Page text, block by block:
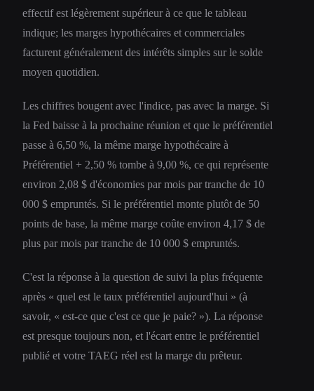
effectif est légèrement supérieur à ce que le tableau
indique; les marges hypothécaires et commerciales
facturent généralement des intérêts simples sur le solde
moyen quotidien.
Les chiffres bougent avec l'indice, pas avec la marge. Si
la Fed baisse à la prochaine réunion et que le préférentiel
passe à 6,50 %, la même marge hypothécaire à
Préférentiel + 2,50 % tombe à 9,00 %, ce qui représente
environ 2,08 $ d'économies par mois par tranche de 10
000 $ empruntés. Si le préférentiel monte plutôt de 50
points de base, la même marge coûte environ 4,17 $ de
plus par mois par tranche de 10 000 $ empruntés.
C'est la réponse à la question de suivi la plus fréquente
après « quel est le taux préférentiel aujourd'hui » (à
savoir, « est-ce que c'est ce que je paie? »). La réponse
est presque toujours non, et l'écart entre le préférentiel
publié et votre TAEG réel est la marge du prêteur.